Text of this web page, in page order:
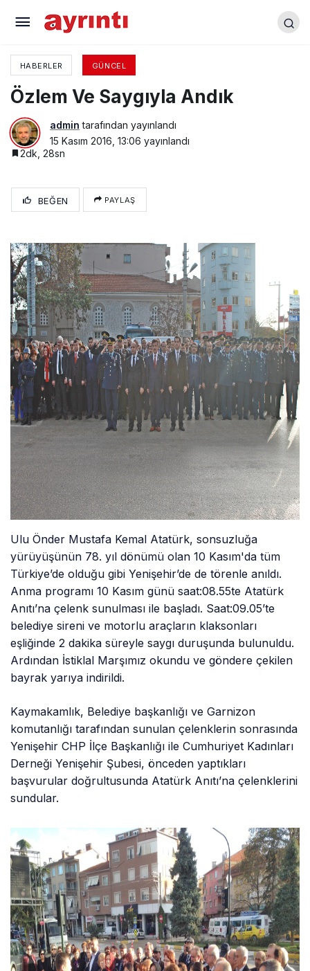
HABERLER GÜNCEL
Özlem Ve Saygıyla Andık
admin tarafından yayınlandı
15 Kasım 2016, 13:06 yayınlandı
2dk, 28sn
BEĞEN PAYLAŞ
Ulu Önder Mustafa Kemal Atatürk, sonsuzluğa
yürüyüşünün 78. yıl dönümü olan 10 Kasım'da tüm
Türkiye’de olduğu gibi Yenişehir’de de törenle anıldı.
Anma programı 10 Kasım günü saat:08.55te Atatürk
Anıtı’na çelenk sunulması ile başladı. Saat:09.05’te
belediye sireni ve motorlu araçların klaksonları
eşliğinde 2 dakika süreyle saygı duruşunda bulunuldu.
Ardından İstiklal Marşımız okundu ve göndere çekilen
bayrak yarıya indirildi.
Kaymakamlık, Belediye başkanlığı ve Garnizon
komutanlığı tarafından sunulan çelenklerin sonrasında
Yenişehir CHP İlçe Başkanlığı ile Cumhuriyet Kadınları
Derneği Yenişehir Şubesi, önceden yaptıkları
başvurular doğrultusunda Atatürk Anıtı’na çelenklerini
sundular.
Çalışmaları Yerinde İncelediler